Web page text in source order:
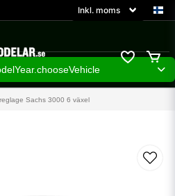
Sachs 3000 6 växel